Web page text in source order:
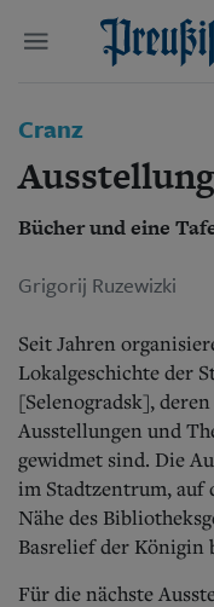
Suchen und
Cranz
Bücher und eine
Grigorij Ruzewizki
Seit Jahren
Lokalgeschichte der
[Selenogradsk],
Ausstellungen und
gewidmet sind. Die
im Stadtzentrum, auf
Nähe des
Basrelief der Königin
Für die nächste